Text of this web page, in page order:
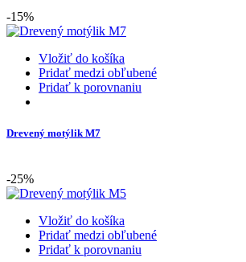
-15%
Vložiť do košíka
Pridať medzi obľubené
Pridať k porovnaniu
Drevený motýlik M7
-25%
Vložiť do košíka
Pridať medzi obľubené
Pridať k porovnaniu